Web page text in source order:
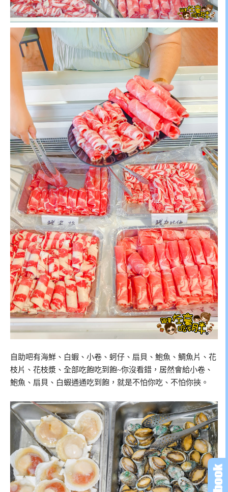
自助吧有海鮮、白蝦、小卷、蚵仔、扇貝、鮑魚、鯛魚片、花
枝片、花枝漿、全部吃飽吃到飽~你沒看錯，居然會給小卷、
鮑魚、扇貝、白蝦通通吃到飽，就是不怕你吃、不怕你挾。